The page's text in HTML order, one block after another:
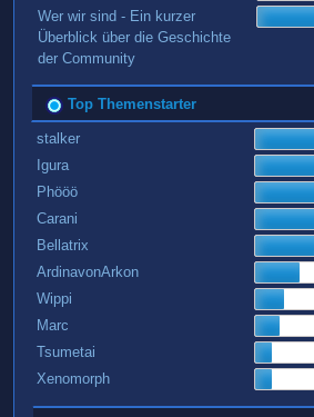
Wer wir sind - Ein kurzer
Überblick über die Geschichte
der Community
Top Themenstarter
stalker
Igura
Phööö
Carani
Bellatrix
ArdinavonArkon
Wippi
Marc
Tsumetai
Xenomorph